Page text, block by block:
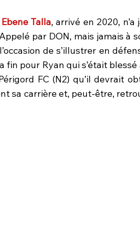
Talla, arrivé en 2020,
par DON, mais jamais à
de s’illustrer en
fin pour Ryan qui s’était blessé
FC (N2) qu’il devrait
sa carrière et, peut-être,